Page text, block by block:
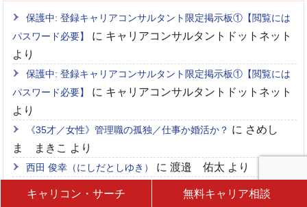
キャリコン・サーチ 無料キャリア相談
保護中: 登録キャリアコンサルタント限定掲示板①【閲覧には
パスワード必要】
に キャリアコンサルタントドットネット
より
保護中: 登録キャリアコンサルタント限定掲示板①【閲覧には
パスワード必要】
に キャリアコンサルタントドットネット
より
《35才／女性》管理職の孤独／仕事か婚活か？ に さめし
ま まきこ より
西田 俊幸（にしだとしゆき） に渡邉 佑太 より
《44才／男性・HSP有》仕事が長続きせずに困っています